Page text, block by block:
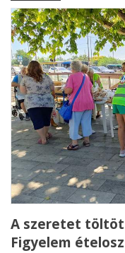
A szeretet
Figyelem